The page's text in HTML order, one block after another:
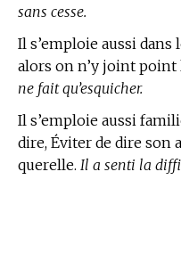
sans cesse.
Il s’emploie aussi dans
alors on n’y joint
ne fait qu’esquicher.
Il s’emploie aussi
dire, Éviter de dire son
querelle. Il a senti la